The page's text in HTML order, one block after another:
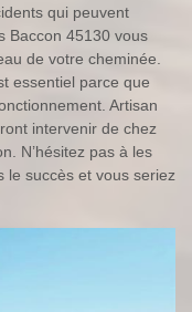
qui peuvent
Baccon 45130 vous
de votre cheminée.
essentiel parce que
Artisan
intervenir de chez
N’hésitez pas à les
le succès et vous seriez